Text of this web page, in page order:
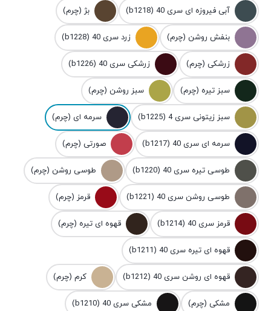
آبی فیروزه ای سری 40 (b1218) بژ (چرم)
بنفش روشن (چرم) زرد سری 40 (b1228)
زرشکی (چرم) زرشکی سری 40 (b1226)
سبز تیره (چرم) سبز روشن (چرم)
سبز زیتونی سری 4 (b1225) سرمه ای (چرم)
سرمه ای سری 40 (b1217) صورتی (چرم)
طوسی تیره سری 40 (b1220) طوسی روشن (چرم)
طوسی روشن سری 40 (b1221) قرمز (چرم)
قرمز سری 40 (b1214) قهوه ای تیره (چرم)
قهوه ای تیره سری 40 (b1211)
قهوه ای روشن سری 40 (b1212) کرم (چرم)
مشکی (چرم) مشکی سری 40 (b1210)